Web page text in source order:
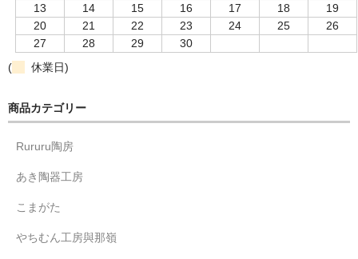
13
14 15 16 17 18
19
20
21 22 23 24 25
26
27
28 29
30
(
休業日)
商品カテゴリー
Rururu陶房
あき陶器工房
こまがた
やちむん工房與那嶺